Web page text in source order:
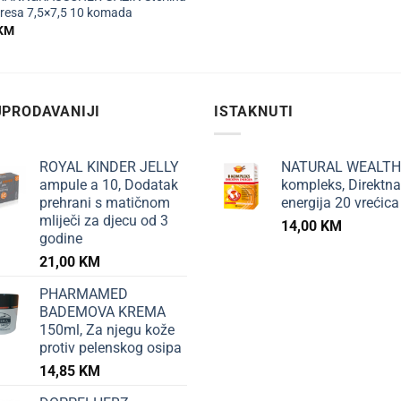
7,5×7,5 10 komada
ROYAL KINDER JELLY
ampule a 10, Dodatak
prehrani s matičnom
mliječi za djecu od 3
godine
21,00 KM
PHARMAMED
BADEMOVA KREMA
150ml, Za njegu kože
protiv pelenskog osipa
14,85 KM
ISTAKNUTI
NATURAL
kompleks, Direktna
energija 20 vrećica
14,00 KM